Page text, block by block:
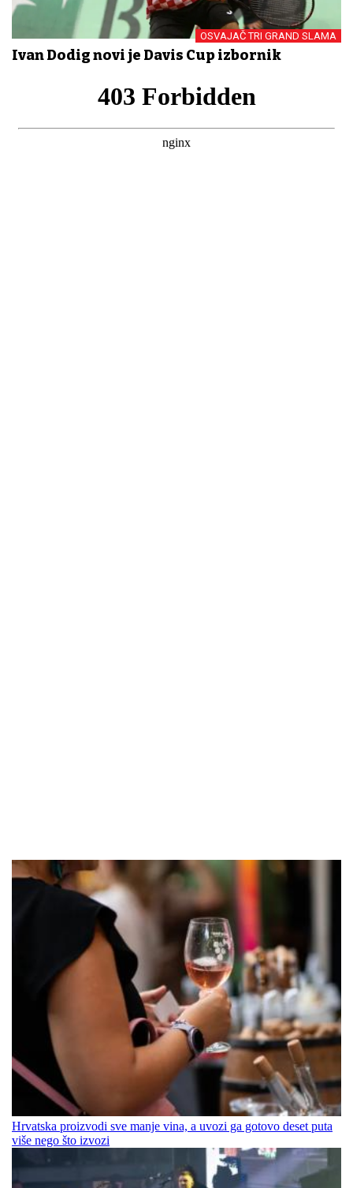
OSVAJAČ TRI GRAND SLAMA
Ivan Dodig novi je Davis Cup izbornik
Hrvatska proizvodi sve manje vina, a uvozi ga gotovo deset puta
više nego što izvozi